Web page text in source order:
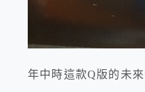
年中時這款Q版的未